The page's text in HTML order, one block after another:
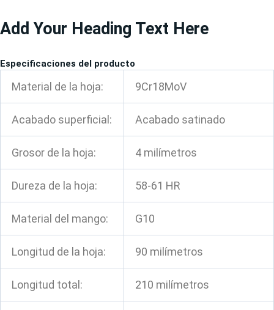
al
Add Your Heading Text Here
Especificaciones del producto
Material de la hoja: 9Cr18MoV
Acabado superficial: Acabado satinado
Grosor de la hoja: 4 milímetros
Dureza de la hoja: 58-61 HR
Material del mango: G10
Longitud de la hoja: 90 milímetros
Longitud total: 210 milímetros